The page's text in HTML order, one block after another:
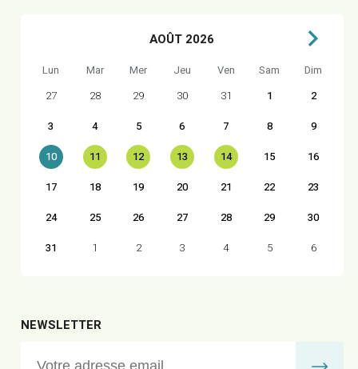
AOÛT 2026
Lun Mar Mer Jeu Ven Sam
Dim
27
28 29 30 31 1
2
3
4 5 6 7 8
9
10
11 12 13 14 15
16
17
18 19 20 21 22
23
24
25 26 27 28 29
30
31
1 2 3 4 5 6
NEWSLETTER